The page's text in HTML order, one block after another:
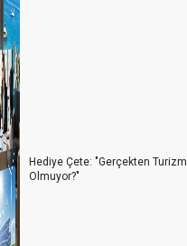
Hediye Çete: "Gerçekten
Olmuyor?"